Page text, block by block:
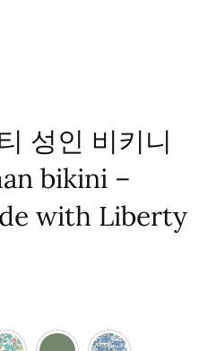
성인 비키니
bikini –
with Liberty